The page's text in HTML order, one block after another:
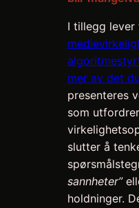
I tillegg lever
mer av det
presenteres
som utfordrer
slutter å
sannheter”
holdninger.